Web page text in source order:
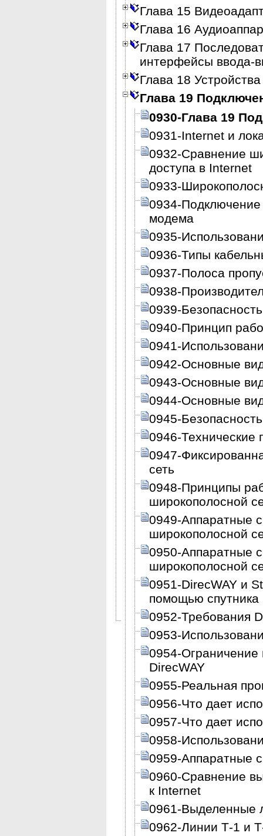
Глава 15
Глава 16
Глава 17
интерфейсы ввода-
Глава 18
Глава 19
0930-Глава 19
0931-Internet и
0932-Сравнение
доступа в Internet
0933-
0934-
модема
0935-
0936-Типы
0937-Полоса
0938-
0939-
0940-Принцип
0941-
0942-Основные
0943-Основные
0944-Основные
0945-
0946-Технические
0947-
сеть
0948-Принципы
широкополосной
0949-Аппаратные
широкополосной
0950-Аппаратные
широкополосной
0951-DirecWAY и
помощью спутника
0952-Требования
0953-
0954-
DirecWAY
0955-Реальная
0956-Что дает
0957-Что дает
0958-
0959-Аппаратные
0960-Сравнение
к Internet
0961-Выделенные
0962-Линии Т-1 и